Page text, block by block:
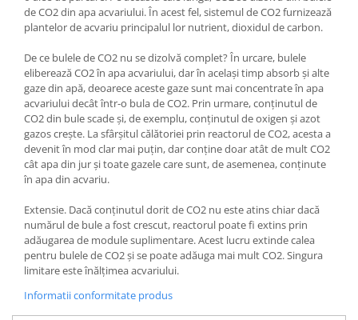
de CO2 din apa acvariului. În acest fel, sistemul de CO2 furnizează
plantelor de acvariu principalul lor nutrient, dioxidul de carbon.
De ce bulele de CO2 nu se dizolvă complet? În urcare, bulele
eliberează CO2 în apa acvariului, dar în același timp absorb și alte
gaze din apă, deoarece aceste gaze sunt mai concentrate în apa
acvariului decât într-o bula de CO2. Prin urmare, conținutul de
CO2 din bule scade și, de exemplu, conținutul de oxigen și azot
gazos crește. La sfârșitul călătoriei prin reactorul de CO2, acesta a
devenit în mod clar mai puțin, dar conține doar atât de mult CO2
cât apa din jur și toate gazele care sunt, de asemenea, conținute
în apa din acvariu.
Extensie. Dacă conținutul dorit de CO2 nu este atins chiar dacă
numărul de bule a fost crescut, reactorul poate fi extins prin
adăugarea de module suplimentare. Acest lucru extinde calea
pentru bulele de CO2 și se poate adăuga mai mult CO2. Singura
limitare este înălțimea acvariului.
Informatii conformitate produs